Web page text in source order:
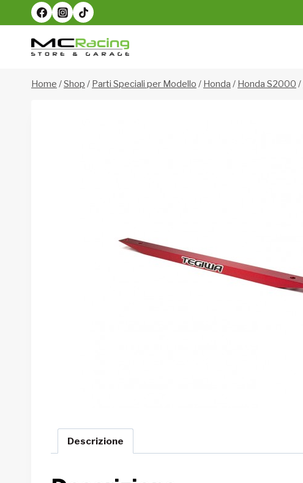
al
contenuto
Home /Shop / Parti Speciali per Modello / Honda / Honda S2000 /
Descrizione